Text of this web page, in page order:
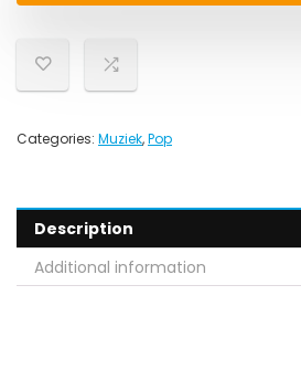
Categories: Muziek,Pop
Description
Additional information